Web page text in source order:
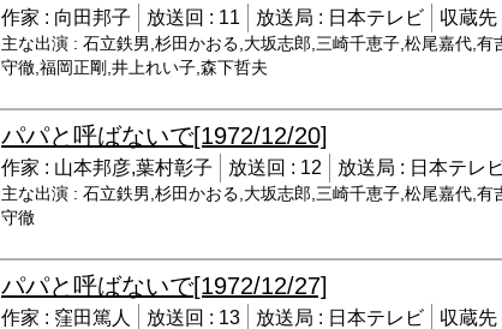
作家 : 向田邦子 放送回 : 11 放送局 : 日本テレビ 収蔵先
主な出演 : 石立鉄男,杉田かおる,大坂志郎,三崎千恵子,松尾嘉代,
守徹,福岡正剛,井上れい子,森下哲夫
パパと呼ばないで[1972/12/20]
作家 : 山本邦彦,葉村彰子 放送回 : 12 放送局 : 日本テレ
主な出演 : 石立鉄男,杉田かおる,大坂志郎,三崎千恵子,松尾嘉代,
守徹
パパと呼ばないで[1972/12/27]
作家 : 窪田篤人 放送回 : 13 放送局 : 日本テレビ 収蔵先